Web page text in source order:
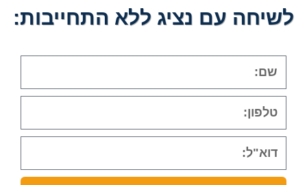
לשיחה עם נציג ללא התחייבות: